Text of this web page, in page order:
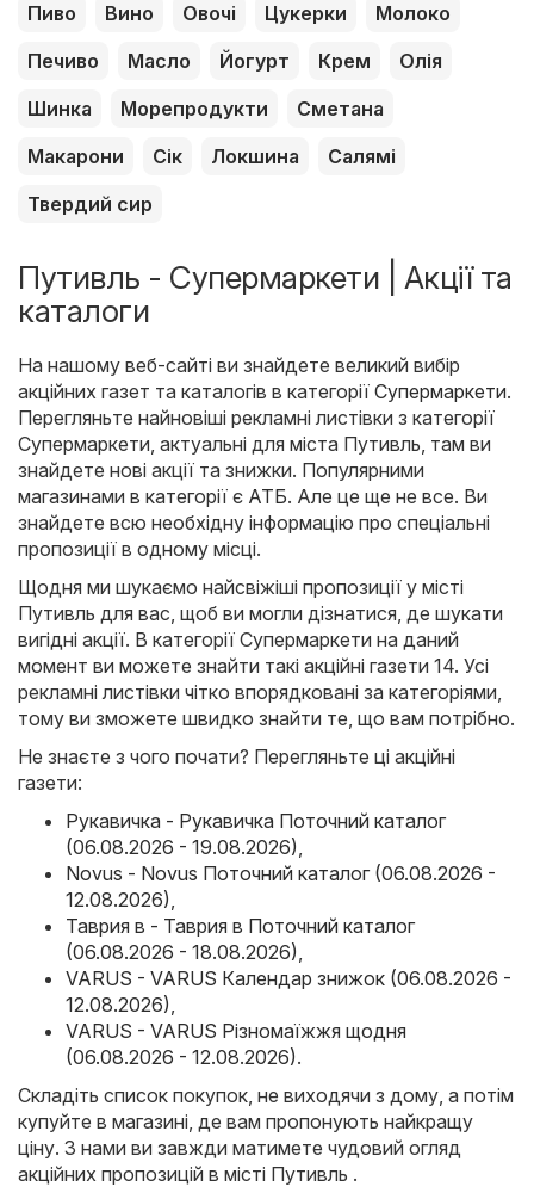
Пиво Вино Овочі Цукерки
Молоко
Печиво
Масло Йогурт Крем
Олія
Шинка
Морепродукти
Сметана
Макарони
Сік Локшина
Салямі
Твердий сир
Путивль - Супермаркети | Акції та
каталоги
На нашому веб-сайті ви знайдете великий вибір
акційних газет та каталогів в категорії Супермаркети.
Перегляньте найновіші рекламні листівки з категорії
Супермаркети, актуальні для міста Путивль, там ви
знайдете нові акції та знижки. Популярними
магазинами в категорії є АТБ. Але це ще не все. Ви
знайдете всю необхідну інформацію про спеціальні
пропозиції в одному місці.
Щодня ми шукаємо найсвіжіші пропозиції у місті
Путивль для вас, щоб ви могли дізнатися, де шукати
вигідні акції. В категорії Супермаркети на даний
момент ви можете знайти такі акційні газети 14. Усі
рекламні листівки чітко впорядковані за категоріями,
тому ви зможете швидко знайти те, що вам потрібно.
Не знаєте з чого почати? Перегляньте ці акційні
газети:
Рукавичка - Рукавичка Поточний каталог
(06.08.2026 - 19.08.2026),
Novus - Novus Поточний каталог (06.08.2026 -
12.08.2026),
Таврия в - Таврия в Поточний каталог
(06.08.2026 - 18.08.2026),
VARUS - VARUS Календар знижок (06.08.2026 -
12.08.2026),
VARUS - VARUS Різномаїжжя щодня
(06.08.2026 - 12.08.2026).
Складіть список покупок, не виходячи з дому, а потім
купуйте в магазині, де вам пропонують найкращу
ціну. З нами ви завжди матимете чудовий огляд
акційних пропозицій в місті Путивль .